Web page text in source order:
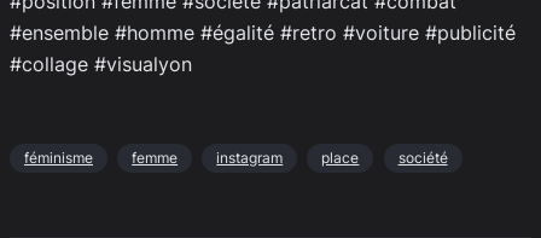
#ensemble #homme #égalité #retro #voiture #publicité
#collage #visualyon
féminisme femme instagram place société